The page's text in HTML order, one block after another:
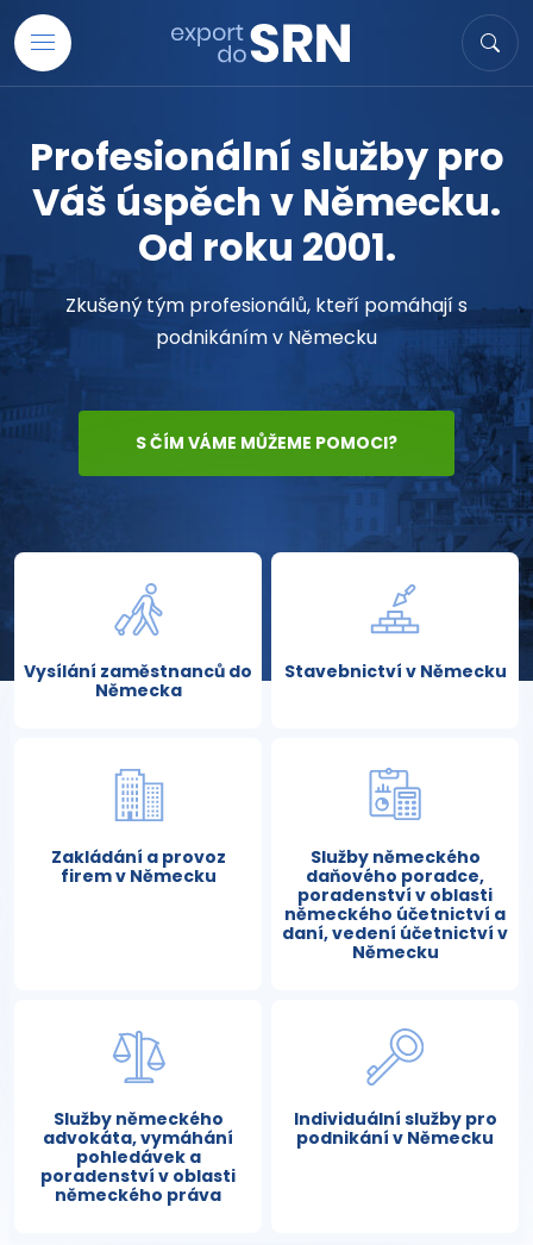
Přejít na obsah
Hledat
Profesionální služby pro
Váš úspěch v Německu.
Od roku 2001.
Zkušený tým profesionálů, kteří pomáhají s
podnikáním v Německu
S ČÍM VÁME MŮŽEME POMOCI?
Vysílání zaměstnanců do
Německa
Stavebnictví v Německu
Zakládání a provoz
firem v Německu
Služby německého
daňového poradce,
poradenství v oblasti
německého účetnictví a
daní, vedení účetnictví v
Německu
Služby německého
advokáta, vymáhání
pohledávek a
poradenství v oblasti
německého práva
Individuální služby pro
podnikání v Německu